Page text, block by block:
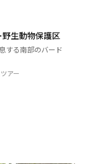
生動物保護区
する南部のバード
アー